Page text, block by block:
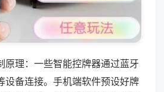
原理：一些智能控牌器通过蓝牙
设备连接。手机端软件预设好牌